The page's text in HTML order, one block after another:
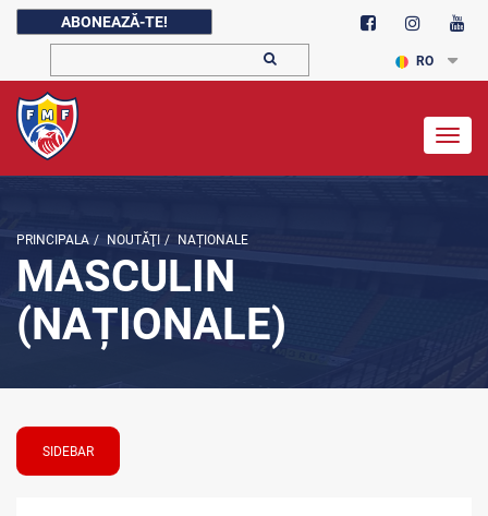
ABONEAZĂ-TE!
RO
PRINCIPALA / NOUTĂŢI / NAȚIONALE
MASCULIN
(NAȚIONALE)
SIDEBAR